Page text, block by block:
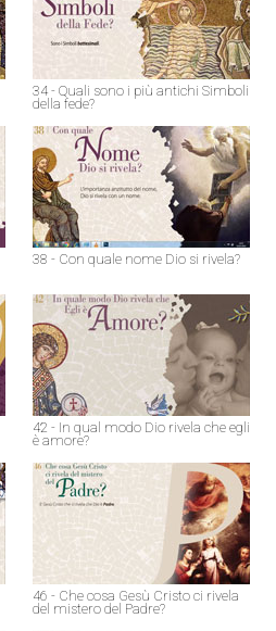
34 - Quali sono i più antichi Simboli
della fede?
38 - Con quale nome Dio si rivela?
42 - In qual modo Dio rivela che egli
è amore?
46 - Che cosa Gesù Cristo ci rivela
del mistero del Padre?